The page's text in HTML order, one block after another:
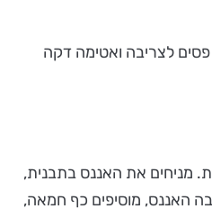
לצריבה ואטימה דקה
ל- 150 מעלות. מניחים את האננס בתבנית,
תפוזים לכדי 1/3 גובה האננס, מוסיפים כף חמאה,